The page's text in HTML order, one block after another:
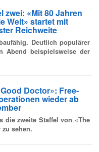
zwei: «Mit 80 Jahren
Welt» startet mit
Reichweite
Deutlich populärer
Abend beispielsweise der
Doctor»: Free-
wieder ab
die zweite Staffel von «The
sehen.